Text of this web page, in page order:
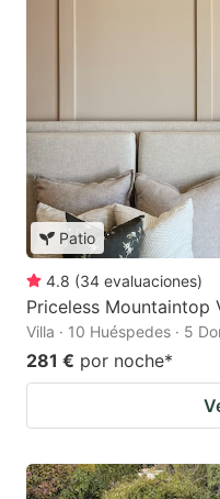
Patio
4.8 (34 evaluaciones)
Priceless Mountaintop
Villa · 10 Huéspedes · 5
281 € por noche*